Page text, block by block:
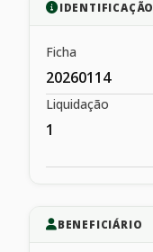
IDENTIFICAÇÃO
Ficha
20260114
Liquidação
1
BENEFICIÁRIO